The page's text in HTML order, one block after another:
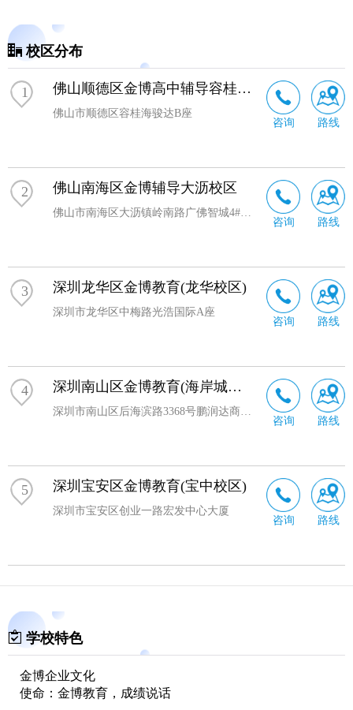
校区分布
1 佛山顺德区金博高中辅导容桂校区
佛山市顺德区容桂海骏达B座
咨询 路线
2 佛山南海区金博辅导大沥校区
佛山市南海区大沥镇岭南路广佛智城4#楼一层商铺。8号
咨询 路线
3 深圳龙华区金博教育(龙华校区)
深圳市龙华区中梅路光浩国际A座
咨询 路线
4 深圳南山区金博教育(海岸城校区)
深圳市南山区后海滨路3368号鹏润达商业广场西座
咨询 路线
5 深圳宝安区金博教育(宝中校区)
深圳市宝安区创业一路宏发中心大厦
咨询 路线
学校特色
金博企业文化
使命： 金博教育，成绩说话